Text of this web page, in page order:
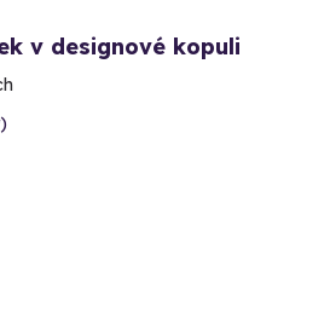
v designové kopuli